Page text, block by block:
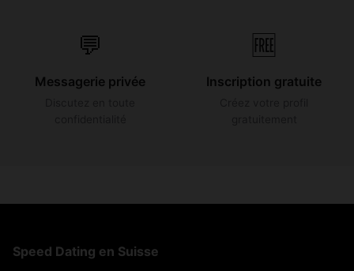
💬
Messagerie privée
🆓
Inscription gratuite
Speed Dating en Suisse